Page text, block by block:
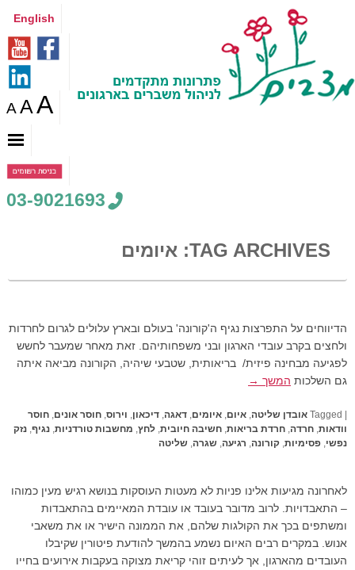
English
A AA
03-9021693
TAG ARCHIVES: איומים
הדיווחים על התפרצות נגיף ה'קורונה' בעולם ובארץ עלולים לגרום לחרדות
ולחצים בקרב עובדי הארגון ובני משפחותיהם. זאת מאחר שמעבר לחשש
לפגיעה מבחינה פיזית/ בריאותית, שטבעי שיהיה, הקורונה מביאה איתה
גם השלכות המשך →
|
Tagged אובדן שליטה איום איומים דאגה דיכאון וירוס חוסר אונים חוסר
וודאות חרדה חרדת בריאות חשיבה חיובית לחץ מחשבות טורדניות נגיף נזק
נפשי פסימיות קורונה רגיעה שגרה שליטה
לאחרונה מגיעות אלינו פניות לא מעטות העוסקות בנושא רגיש מעין כמוהו
– התאבדויות. לרוב מדובר בעובד או עובדת המאיימים בהתאבדות
ומשתפים בכך את הקולגות שלהם, את הממונה הישיר או את משאבי
אנוש. במקרים רבים האיום נשמע בהמשך להודעת פיטורין שקיבלו
העובדים מהארגון, אך לעיתים זוהי קריאת מצוקה בעקבות אירועים בחייו